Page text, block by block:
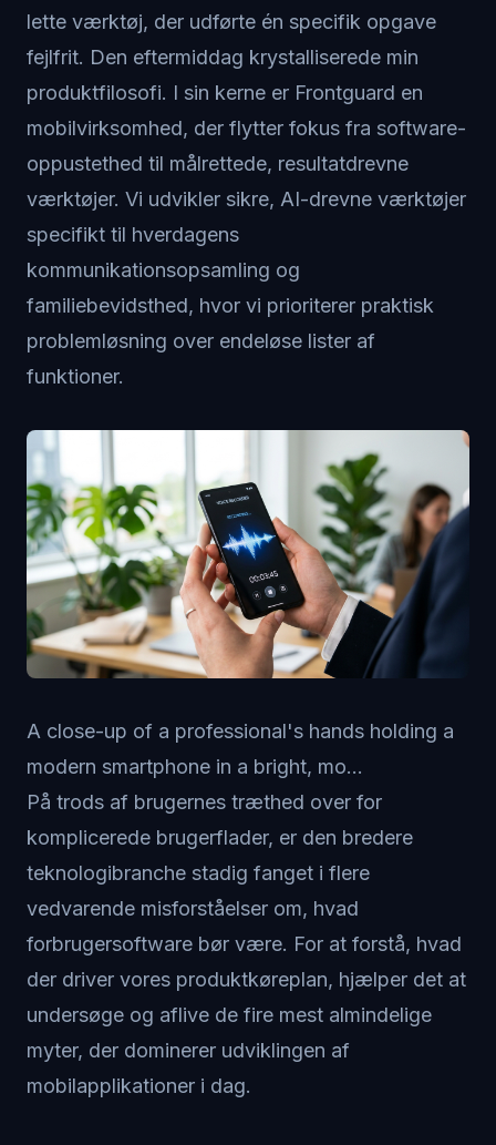
lette værktøj, der udførte én specifik opgave
fejlfrit. Den eftermiddag krystalliserede min
produktfilosofi. I sin kerne er Frontguard en
mobilvirksomhed, der flytter fokus fra software-
oppustethed til målrettede, resultatdrevne
værktøjer. Vi udvikler sikre, AI-drevne værktøjer
specifikt til hverdagens
kommunikationsopsamling og
familiebevidsthed, hvor vi prioriterer praktisk
problemløsning over endeløse lister af
funktioner.
A close-up of a professional's hands holding a
modern smartphone in a bright, mo...
På trods af brugernes træthed over for
komplicerede brugerflader, er den bredere
teknologibranche stadig fanget i flere
vedvarende misforståelser om, hvad
forbrugersoftware bør være. For at forstå, hvad
der driver vores produktkøreplan, hjælper det at
undersøge og aflive de fire mest almindelige
myter, der dominerer udviklingen af
mobilapplikationer i dag.